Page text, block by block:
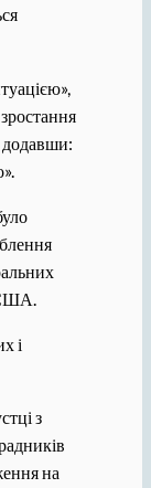
додавши:
і
з
на